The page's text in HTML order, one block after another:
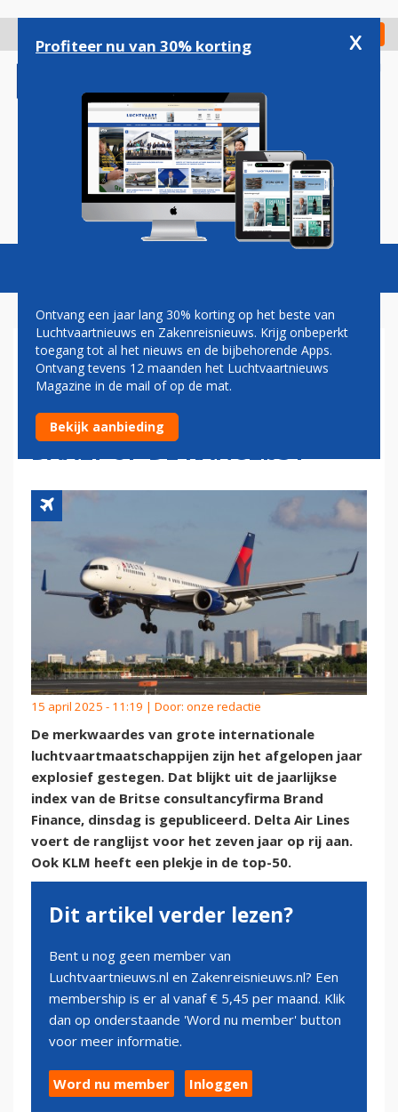
gaan
Check in
Magazine Podcasts Vacatures
DELTA AIR LINES BLIJFT
WAARDEVOLSTE
LUCHTVAARTMERK, KLM
DAALT OP DE RANGLIJST
15 april 2025 - 11:19 | Door: onze redactie
De merkwaardes van grote internationale
luchtvaartmaatschappijen zijn het afgelopen jaar
explosief gestegen. Dat blijkt uit de jaarlijkse
index van de Britse consultancyfirma Brand
Finance, dinsdag is gepubliceerd. Delta Air Lines
voert de ranglijst voor het zeven jaar op rij aan.
Ook KLM heeft een plekje in de top-50.
Dit artikel verder lezen?
Bent u nog geen member van
Luchtvaartnieuws.nl en Zakenreisnieuws.nl? Een
membership is er al vanaf € 5,45 per maand. Klik
dan op onderstaande 'Word nu member' button
voor meer informatie.
Word nu member Inloggen
Profiteer nu van 30% korting x
Ontvang een jaar lang 30% korting op het beste van
Luchtvaartnieuws en Zakenreisnieuws. Krijg onbeperkt
toegang tot al het nieuws en de bijbehorende Apps.
Ontvang tevens 12 maanden het Luchtvaartnieuws
Magazine in de mail of op de mat.
Bekijk aanbieding